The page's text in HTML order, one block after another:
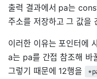
출력 결과에서 pa는
주소를 저장하고 그 값을
이러한 이유는 포인터에
a는 pa를 간접 참조해 바
그렇기 때문에 12행을